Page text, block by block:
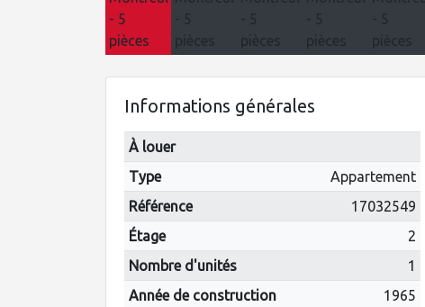
Informations générales
À louer
Type
Appartement
Référence
17032549
Étage
2
Nombre d'unités
1
Année de construction
1965